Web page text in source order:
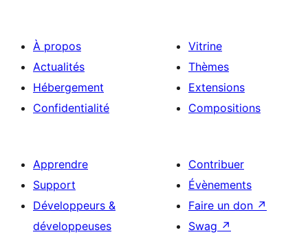
À propos
Actualités
Hébergement
Confidentialité
Vitrine
Thèmes
Extensions
Compositions
Apprendre
Support
Développeurs &
développeuses
Contribuer
Évènements
Faire un don ↗
Swag ↗